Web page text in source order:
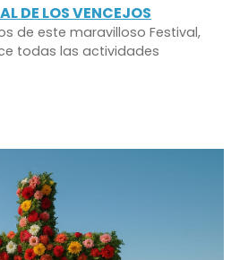
DE LOS VENCEJOS
de este maravilloso Festival,
todas las actividades